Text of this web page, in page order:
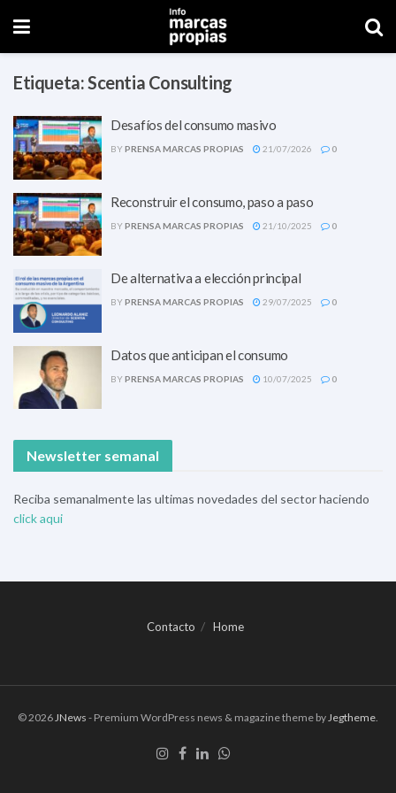
Etiqueta:Scentia Consulting
Desafíos del consumo masivo
BYPRENSA MARCAS PROPIAS 21/07/2026 0
Reconstruir el consumo, paso a paso
BYPRENSA MARCAS PROPIAS 21/10/2025 0
De alternativa a elección principal
BYPRENSA MARCAS PROPIAS 29/07/2025 0
Datos que anticipan el consumo
BYPRENSA MARCAS PROPIAS 10/07/2025 0
Newsletter semanal
Reciba semanalmente las ultimas novedades del sector haciendo
click aqui
Contacto Home
© 2026JNews - Premium WordPress news & magazine theme byJegtheme.